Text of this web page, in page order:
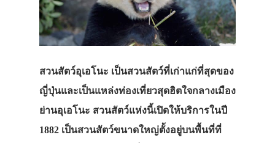
สวนสัตว์อุเอโนะ เป็นสวนสัตว์ที่เก่าแก่ที่สุดของ
ญี่ปุ่นและเป็นแหล่งท่องเที่ยวสุดฮิตใจกลางเมือง
ย่านอุเอโนะ สวนสัตว์แห่งนี้เปิดให้บริการในปี
1882 เป็นสวนสัตว์ขนาดใหญ่ตั้งอยู่บนพื้นที่ที่